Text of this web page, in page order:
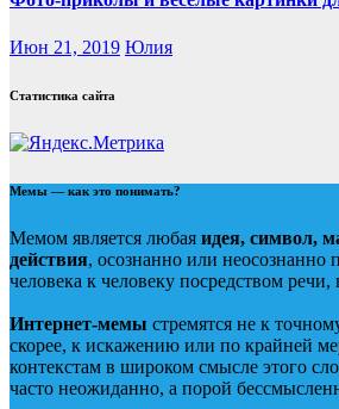
Июн 21, 2019 Юлия
Статистика сайта
Мемы — как это понимать?
Мемом является любая идея, символ,
действия, осознанно или неосознанно
человека к человеку посредством речи,
Интернет-мемы стремятся не к
скорее, к искажению или по крайней
контекстам в широком смысле этого
часто неожиданно, а порой